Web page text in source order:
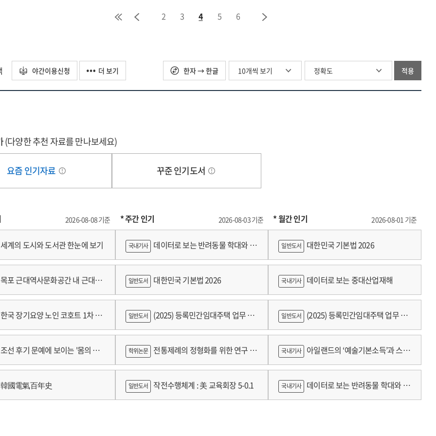
2 3 4 5 6
야간이용신청 더 보기 한자 → 한글 적용
(다양한 추천 자료를 만나보세요)
요즘 인기자료 꾸준 인기도서
2026-08-08 기준
세계의 도시와 도서관 한눈에 보기
목포 근대역사문화공간 내 근대건
록화보고서
한국 장기요양 노인 코호트 1차 추
년 건강보험연구원 정규연구
조선 후기 문예에 보이는 '몸의 욕
상 연구
韓國電氣百年史
* 주간 인기 2026-08-03 기준
국내기사 데이터로 보는 반려동물 학대와 분
쟁
일반도서 대한민국 기본법 2026
일반도서 (2025) 등록민간임대주택 업무 편
람
학위논문 전통제례의 정형화를 위한 연구 :
가제를 중심으로
일반도서 작전수행체계 : 美 교육회장 5-0.1
* 월간 인기 2026-08-01 기준
일반도서 대한민국 기본법 2026
국내기사 데이터로 보는 중대산업재해
일반도서 (2025) 등록민간임대주택 업무 편
람
국내기사 아일랜드의 ‘예술기본소득’과 스코
틀랜드의 예술인 소득보장정책 논의
국내기사 데이터로 보는 반려동물 학대와 분